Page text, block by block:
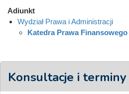
Adiunkt
Wydział Prawa i Administracji
Katedra Prawa Finansowego
Konsultacje i terminy